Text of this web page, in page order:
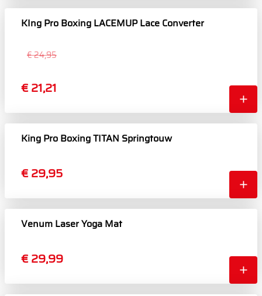
KIng Pro Boxing LACEMUP Lace Converter
€ 24,95
€ 21,21
King Pro Boxing TITAN Springtouw
€ 29,95
Venum Laser Yoga Mat
€ 29,99